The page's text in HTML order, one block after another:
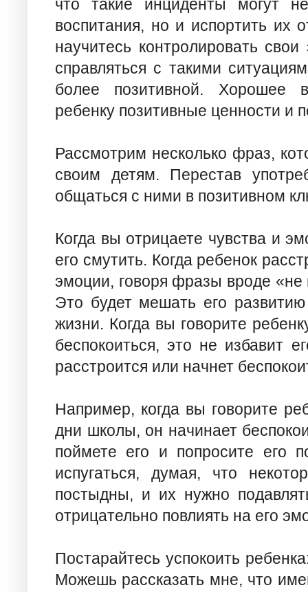
что такие инциденты могут
воспитания, но и испортить их
научитесь контролировать
справляться с такими
более позитивной. Хорошее
ребенку позитивные ценности и
Рассмотрим несколько фраз,
своим детям. Перестав
общаться с ними в позитивном
Когда вы отрицаете чувства и
его смутить. Когда ребенок
эмоции, говоря фразы вроде «не
Это будет мешать его
жизни. Когда вы говорите
беспокоиться, это не избавит
расстроится или начнет
Например, когда вы говорите
дни школы, он начинает
поймете его и попросите его
испугаться, думая, что
постыдны, и их нужно
отрицательно повлиять на его
Постарайтесь успокоить
Можешь рассказать мне, что